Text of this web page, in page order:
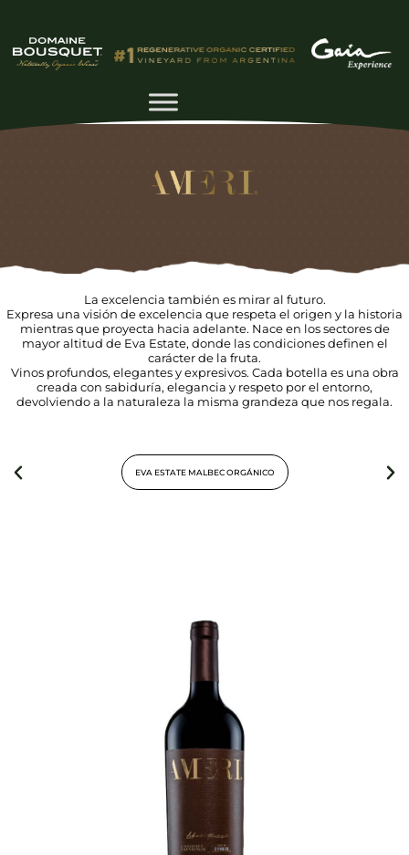
La excelencia también es mirar al futuro.
Expresa una visión de excelencia que respeta el origen y la historia
mientras que proyecta hacia adelante. Nace en los sectores de
mayor altitud de Eva Estate, donde las condiciones definen el
carácter de la fruta.
Vinos profundos, elegantes y expresivos. Cada botella es una obra
creada con sabiduría, elegancia y respeto por el entorno,
devolviendo a la naturaleza la misma grandeza que nos regala.
EVA ESTATE MALBEC ORGÁNICO